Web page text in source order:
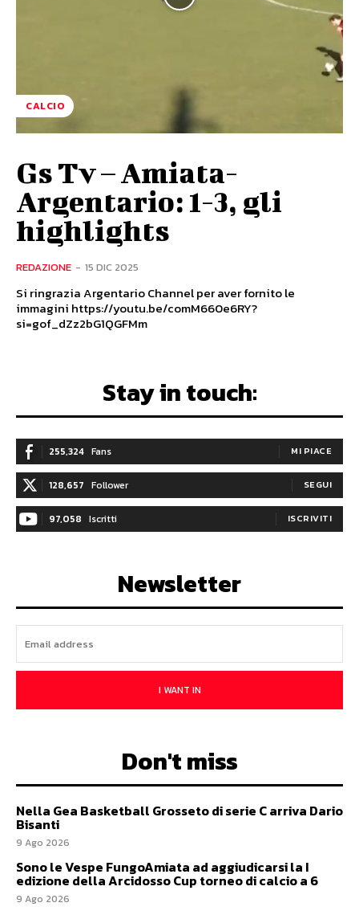
CALCIO
Gs Tv – Amiata-
Argentario: 1-3, gli
highlights
REDAZIONE - 15 DIC 2025
Si ringrazia Argentario Channel per aver fornito le
immagini https://youtu.be/comM660e6RY?
si=gof_dZz2bG1QGFMm
Stay in touch:
255,324 Fans MI PIACE
128,657 Follower SEGUI
97,058 Iscritti ISCRIVITI
Newsletter
I WANT IN
Don't miss
Nella Gea Basketball Grosseto di serie C arriva Dario
Bisanti
9 Ago 2026
Sono le Vespe FungoAmiata ad aggiudicarsi la I
edizione della Arcidosso Cup torneo di calcio a 6
9 Ago 2026